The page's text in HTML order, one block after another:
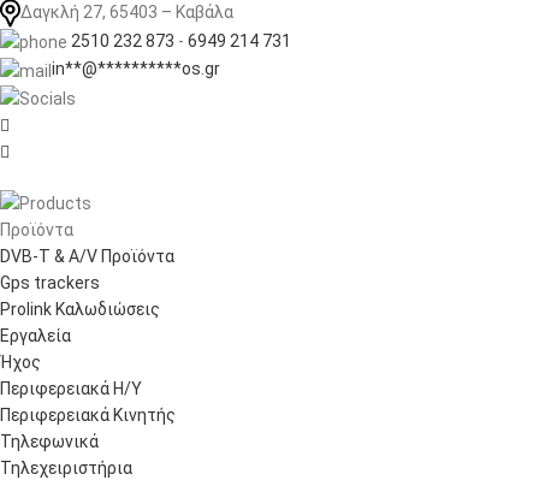
Δαγκλή 27, 65403 – Καβάλα
2510 232 873 - 6949 214 731
in**@**********os.gr


Προϊόντα
DVB-T & A/V Προϊόντα
Gps trackers
Prolink Καλωδιώσεις
Εργαλεία
Ήχος
Περιφερειακά Η/Υ
Περιφερειακά Κινητής
Τηλεφωνικά
Τηλεχειριστήρια